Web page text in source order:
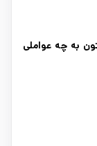
به چه عواملی